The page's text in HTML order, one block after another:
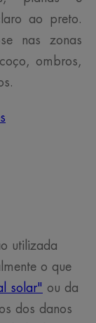
ao preto.
se nas zonas
ombros,
utilizada
o que
solar" ou da
dos danos